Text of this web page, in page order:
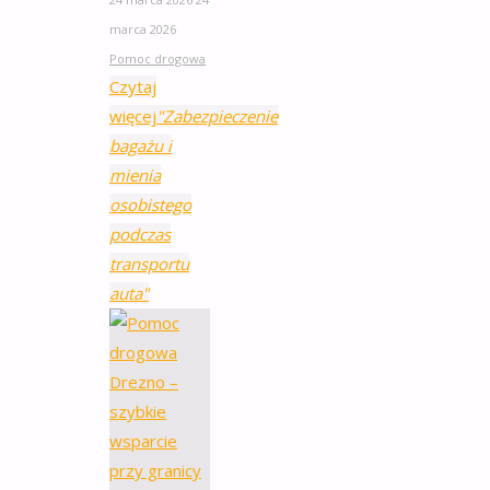
marca 2026
Pomoc drogowa
Czytaj
więcej "Zabezpieczenie
bagażu i
mienia
osobistego
podczas
transportu
auta"